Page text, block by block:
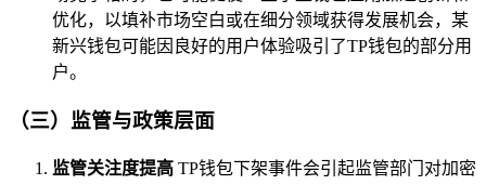
优化，以填补市场空白或在细分领域获得发展机会，某
新兴钱包可能因良好的用户体验吸引了TP钱包的部分用
户。
（三）监管与政策层面
监管关注度提高 TP钱包下架事件会引起监管部门对加密